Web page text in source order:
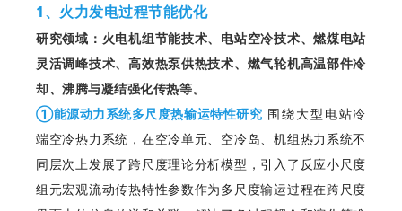
1、火力发电过程节能优化
研究领域：火电机组节能技术、电站空冷技术、燃煤电站
灵活调峰技术、高效热泵供热技术、燃气轮机高温部件冷
却、沸腾与凝结强化传热等。
①能源动力系统多尺度热输运特性研究 围绕大型电站冷
端空冷热力系统，在空冷单元、空冷岛、机组热力系统不
同层次上发展了跨尺度理论分析模型，引入了反应小尺度
组元宏观流动传热特性参数作为多尺度输运过程在跨尺度